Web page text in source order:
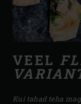
VEEL
Kui tahad teha